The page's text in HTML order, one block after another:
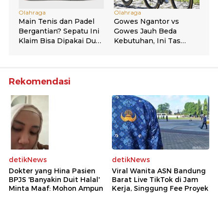
Rekomendasi
detikNews
Dokter yang Hina Pasien
BPJS 'Banyakin Duit Halal'
Minta Maaf: Mohon Ampun
detikNews
Viral Wanita ASN Bandung
Barat Live TikTok di Jam
Kerja, Singgung Fee Proyek